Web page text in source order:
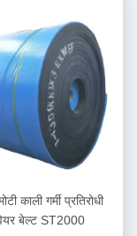
काली गर्मी प्रतिरोधी
बेल्ट ST2000